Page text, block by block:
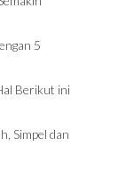
5
Berikut ini
Simpel dan